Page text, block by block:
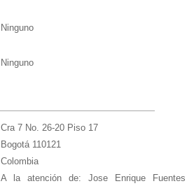
Ninguno
Ninguno
Cra 7 No. 26-20 Piso 17
Bogotá 110121
Colombia
A la atención de: Jose Enrique Fuentes